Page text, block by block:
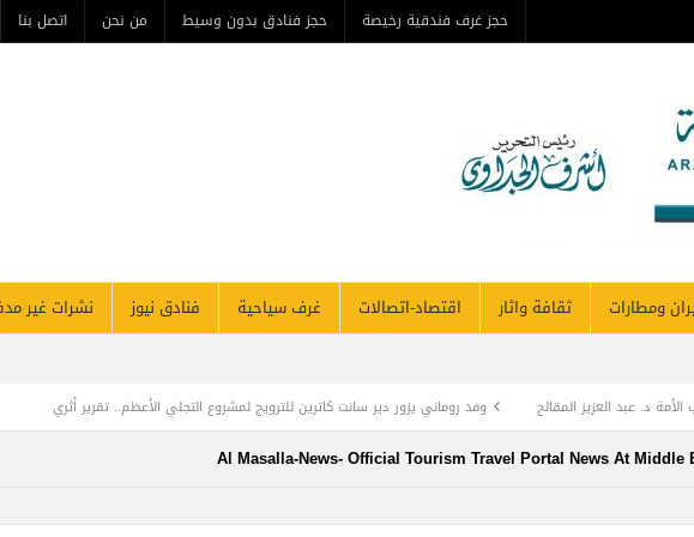
حجز غرف فندقية رخيصة حجز فنادق بدون وسيط من نحن اتصل بنا
ومطارات ثقافة واثار اقتصاد-اتصالات غرف سياحية فنادق نيوز نشرات غير
د. عبد العزيز المقالح
وفد روماني يزور دير سانت كاترين للترويج لمشروع التجلي الأعظم.. تقرير أثري
TOURISM RECOVERY
Al Masalla-News- Official Tourism Travel Portal News At Middle